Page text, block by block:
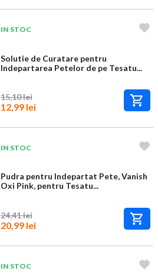
IN STOC
Solutie de Curatare pentru
Indepartarea Petelor de pe Tesatu...
15,10 lei
12,99 lei
IN STOC
Pudra pentru Indepartat Pete, Vanish
Oxi Pink, pentru Tesatu...
24,41 lei
20,99 lei
IN STOC